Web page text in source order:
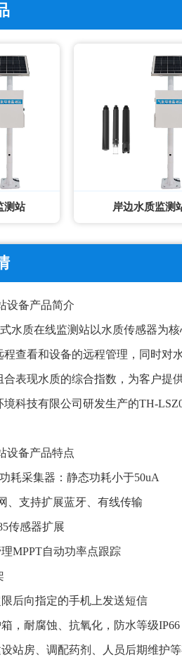
测站 岸边水质监测
设备产品简介
水质在线监测站以水质传感器为
程查看和设备的远程管理，同时对
表现水质的综合指数，为客户提
境科技有限公司研发生产的TH-
设备产品特点
功耗采集器：静态功耗小于50uA
、支持扩展蓝牙、有线传输
传感器扩展
MPPT自动功率点跟踪
后向指定的手机上发送短信
，耐腐蚀、抗氧化，防水等级IP66
站房、调配药剂、人员后期维护